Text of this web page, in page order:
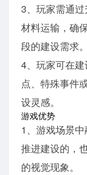
3、玩家需通
材料运输，确
段的建设需求。
4、玩家可在
点、特殊事件
设灵感。
游戏优势
1、游戏场景
推进建设的，
的视觉现象。